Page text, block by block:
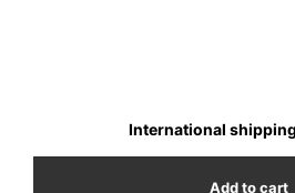
International
Add to cart